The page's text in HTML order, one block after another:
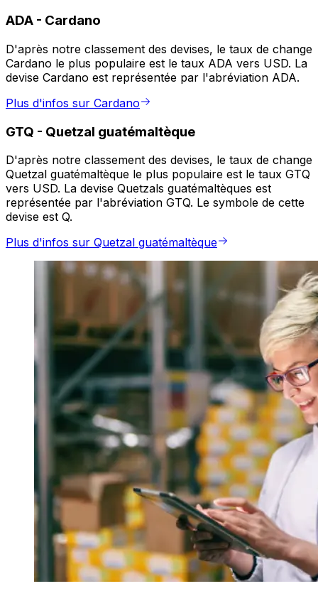
ADA - Cardano
D'après notre classement des devises, le taux de change
Cardano le plus populaire est le taux ADA vers USD. La
devise Cardano est représentée par l'abréviation ADA.
Plus d'infos sur Cardano
GTQ - Quetzal guatémaltèque
D'après notre classement des devises, le taux de change
Quetzal guatémaltèque le plus populaire est le taux GTQ
vers USD. La devise Quetzals guatémaltèques est
représentée par l'abréviation GTQ. Le symbole de cette
devise est Q.
Plus d'infos sur Quetzal guatémaltèque